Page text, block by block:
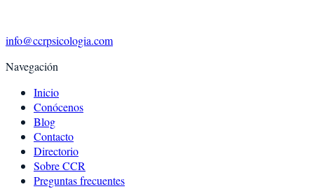
info@ccrpsicologia.com
Navegación
Inicio
Conócenos
Blog
Contacto
Directorio
Sobre CCR
Preguntas frecuentes